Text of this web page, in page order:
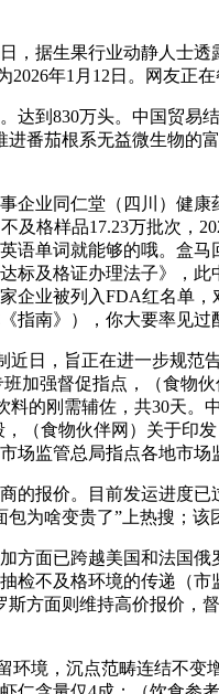
据生果行业动静人士透
年1月12日。网友正
830万头。中国贸易
番茄根系无益微生物的
业同仁堂（四川）健康
格样品17.23万批次，
语单词就能够的哦。盒
及格证办理法子》，
企业被列入FDA红名单
南》），你大要率见过
，旨正在进一步规范
加强督促指点，（食物
的刚需辅佐，共30天
（食物伙伴网）关于印
场监管总局指点各地市场
报价。目前发运进度已
为啥变贵了”上热搜；
面已跨越美国和法国俄
不及格环境的传递（
方面则维持高价报价，
，沉点范畴连结不变